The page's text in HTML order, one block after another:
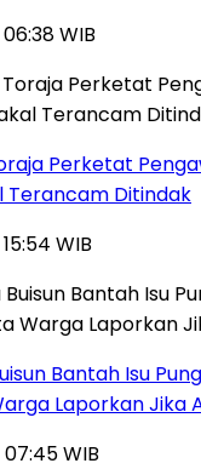
WIB
Perketat
Terancam Ditindak
WIB
Bantah Isu
Laporkan Jika
WIB